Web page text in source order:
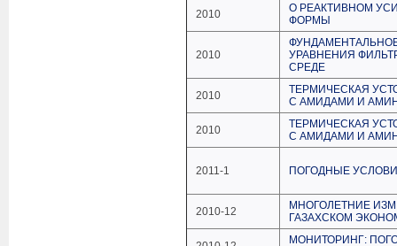
2010
О РЕАКТИВНОМ
ФОРМЫ
2010
УРАВНЕНИЯ
СРЕДЕ
2010
ТЕРМИЧЕСКАЯ
С АМИДАМИ И
2010
ТЕРМИЧЕСКАЯ
С АМИДАМИ И
2011-1 ПОГОДНЫЕ
2010-12
МНОГОЛЕТНИЕ
ГАЗАХСКОМ
МОНИТОРИНГ: